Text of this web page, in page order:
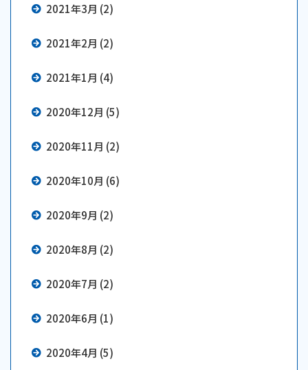
2021年3月 (2)
2021年2月 (2)
2021年1月 (4)
2020年12月 (5)
2020年11月 (2)
2020年10月 (6)
2020年9月 (2)
2020年8月 (2)
2020年7月 (2)
2020年6月 (1)
2020年4月 (5)